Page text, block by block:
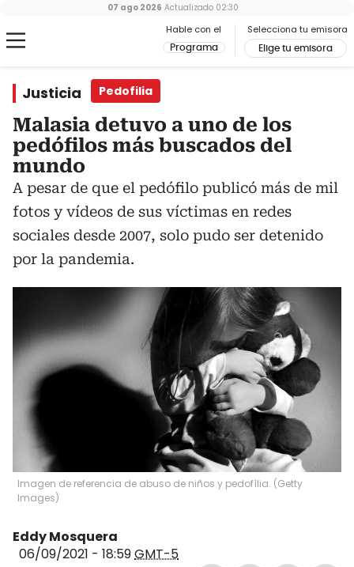
Hable con el
Programa
Selecciona tu emisora
Elige tu emisora
07 ago 2026 Actualizado 02:30
Justicia Pedofilia
Malasia detuvo a uno de los
pedófilos más buscados del
mundo
A pesar de que el pedófilo publicó más de mil
fotos y vídeos de sus víctimas en redes
sociales desde 2007, solo pudo ser detenido
por la pandemia.
Imagen de referencia de abuso de niños y pedofília. (Getty
Images)
Eddy Mosquera
06/09/2021 - 18:59GMT-5